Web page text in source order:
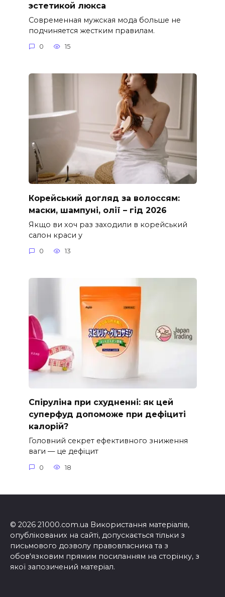
эстетикой люкса
Современная мужская мода больше не
подчиняется жестким правилам.
0 15
Корейський догляд за волоссям:
маски, шампуні, олії – гід 2026
Якщо ви хоч раз заходили в корейський
салон краси у
0 13
Спіруліна при схудненні: як цей
суперфуд допоможе при дефіциті
калорій?
Головний секрет ефективного зниження
ваги — це дефіцит
0 18
© 2026 21000.com.ua Використання матеріалів,
опублікованих на сайті, допускається тільки з
письмового дозволу правовласника та з
обов'язковим прямим посиланням на сторінку, з
якої запозичений матеріал.